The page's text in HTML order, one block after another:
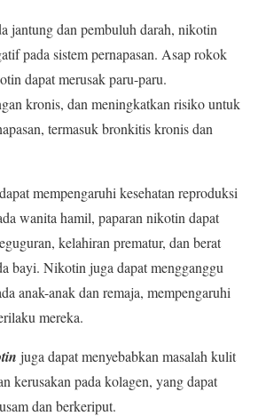
jantung dan pembuluh darah, nikotin
pada sistem pernapasan. Asap rokok
dapat merusak paru-paru.
kronis, dan meningkatkan risiko untuk
termasuk bronkitis kronis dan
mempengaruhi kesehatan reproduksi
wanita hamil, paparan nikotin dapat
kelahiran prematur, dan berat
bayi. Nikotin juga dapat mengganggu
anak-anak dan remaja, mempengaruhi
mereka.
juga dapat menyebabkan masalah kulit
kerusakan pada kolagen, yang dapat
dan berkeriput.